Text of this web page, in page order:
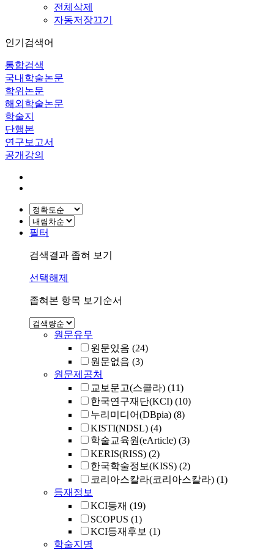
전체삭제
자동저장끄기
인기검색어
통합검색
국내학술논문
학위논문
해외학술논문
학술지
단행본
연구보고서
공개강의
필터
검색결과 좁혀 보기
선택해제
좁혀본 항목 보기순서
원문유무
원문있음 (24)
원문없음 (3)
원문제공처
교보문고(스콜라) (11)
한국연구재단(KCI) (10)
누리미디어(DBpia) (8)
KISTI(NDSL) (4)
학술교육원(eArticle) (3)
KERIS(RISS) (2)
한국학술정보(KISS) (2)
코리아스칼라(코리아스칼라) (1)
등재정보
KCI등재 (19)
SCOPUS (1)
KCI등재후보 (1)
학술지명